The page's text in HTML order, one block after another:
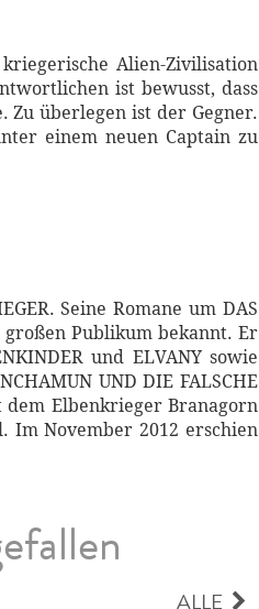
Alien-Zivilisation
ist bewusst, dass
Zu überlegen ist der Gegner.
einem neuen Captain zu
Seine Romane um DAS
großen Publikum bekannt. Er
und ELVANY sowie
UND DIE FALSCHE
dem Elbenkrieger Branagorn
Im November 2012 erschien
ALLE